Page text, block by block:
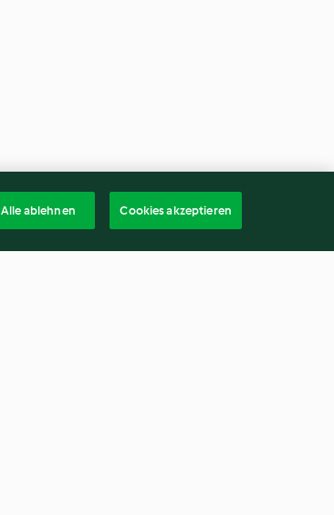
Alle ablehnen Cookies akzeptieren